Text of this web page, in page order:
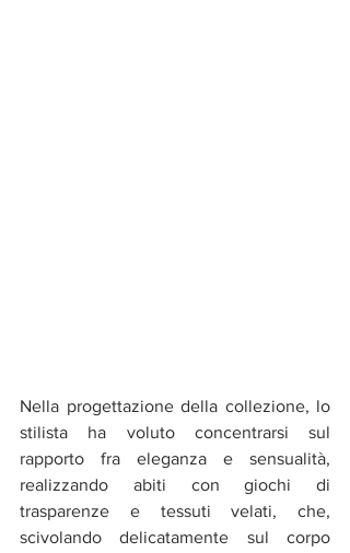
Nella progettazione della collezione, lo
stilista ha voluto concentrarsi sul
rapporto fra eleganza e sensualità,
realizzando abiti con giochi di
trasparenze e tessuti velati, che,
scivolando delicatamente sul corpo